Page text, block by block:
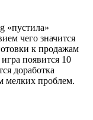
«пустила»
чего значится
к продажам
появится 10
доработка
мелких проблем.